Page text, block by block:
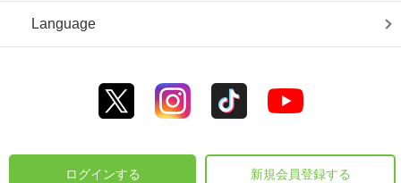
Language
ログインする 新規会員登録する